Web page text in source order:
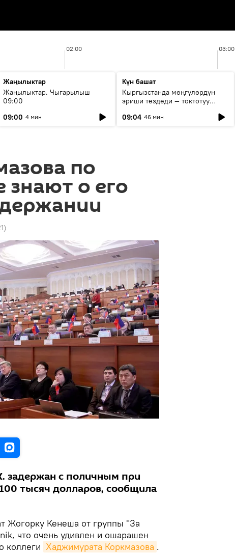
02:00 03:00
Жаңылыктар
Жаңылыктар. Чыгарылыш
09:00
09:00 4 мин
Күн башат
Кыргызстанда мөңгүлөрдүн
эриши тездеди — токтотуу
09:04 46 мин
по
знают о его
)
задержан с поличным при
тысяч долларов, сообщила
Жогорку Кенеша от группы "За
что очень удивлен и ошарашен
коллеги Хаджимурата Коркмазова .